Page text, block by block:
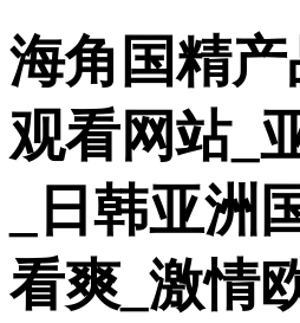
海角国精
观看网站_
_日韩亚
看爽_激情